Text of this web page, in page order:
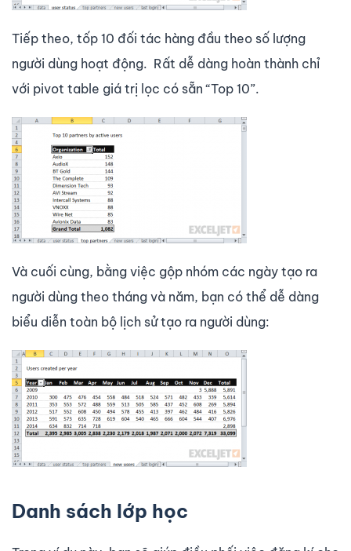
Tiếp theo, tốp 10 đối tác hàng đầu theo số lượng
người dùng hoạt động. Rất dễ dàng hoàn thành chỉ
với pivot table giá trị lọc có sẵn “Top 10”.
Và cuối cùng, bằng việc gộp nhóm các ngày tạo ra
người dùng theo tháng và năm, bạn có thể dễ dàng
biểu diễn toàn bộ lịch sử tạo ra người dùng:
Danh sách lớp học